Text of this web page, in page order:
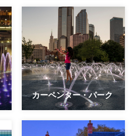
カーペンター・パーク